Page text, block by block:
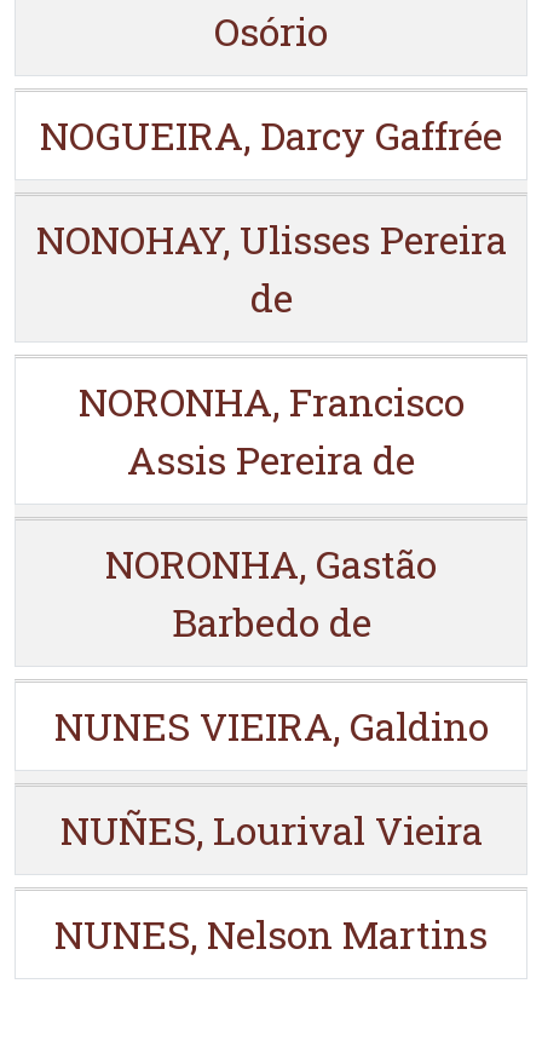
Osório
NOGUEIRA, Darcy Gaffrée
NONOHAY, Ulisses Pereira
de
NORONHA, Francisco
Assis Pereira de
NORONHA, Gastão
Barbedo de
NUNES VIEIRA, Galdino
NUÑES, Lourival Vieira
NUNES, Nelson Martins